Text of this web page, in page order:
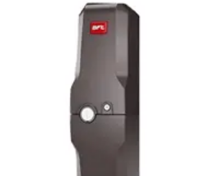
Giardino e Esterni
Giardinaggio e Spazi
Giardinaggio Fai Da TeProgetti Creativi